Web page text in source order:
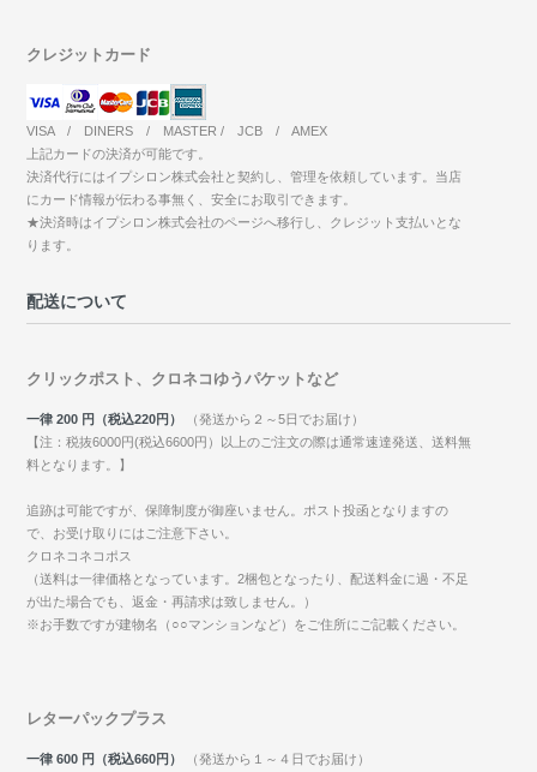
クレジットカード
VISA / DINERS / MASTER / JCB / AMEX
上記カードの決済が可能です。
決済代行にはイプシロン株式会社と契約し、管理を依頼しています。当店
にカード情報が伝わる事無く、安全にお取引できます。
★決済時はイプシロン株式会社のページへ移行し、クレジット支払いとな
ります。
配送について
クリックポスト、クロネコゆうパケットなど
一律 200 円（税込220円）
（発送から２～5日でお届け）
【注：税抜6000円(税込6600円）以上のご注文の際は通常速達発送、送料無
料となります。】
追跡は可能ですが、保障制度が御座いません。ポスト投函となりますの
で、お受け取りにはご注意下さい。
クロネコネコポス
（送料は一律価格となっています。2梱包となったり、配送料金に過・不足
が出た場合でも、返金・再請求は致しません。）
※お手数ですが建物名（○○マンションなど）をご住所にご記載ください。
レターパックプラス
一律 600 円（税込660円）
（発送から１～４日でお届け）